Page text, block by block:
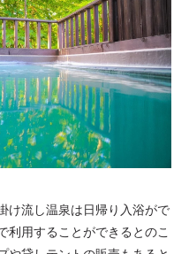
け流し温泉は日帰り入浴がで
利用することができるとのこ